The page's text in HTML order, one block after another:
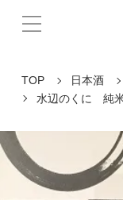
TOP 日本酒
水辺のくに 純